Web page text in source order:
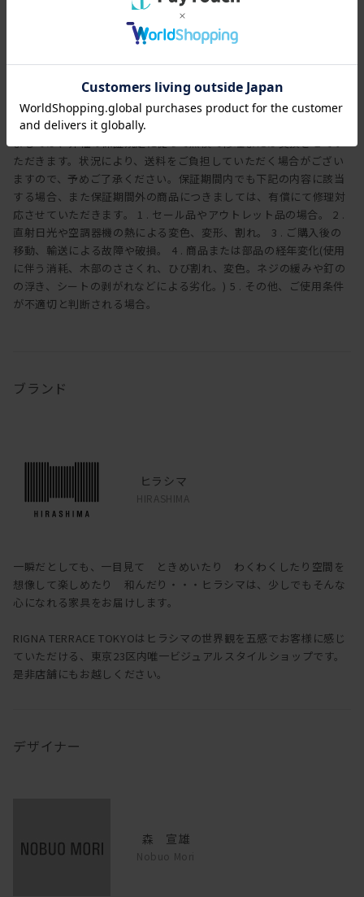
より3年間の製品保証を致します。また製品に付属する照明やコン
セントなどの電気用品に関しましては、1年間の保証を致します。
万一製造上、および構造設計上の欠陥による不良、破損などにつき
ましては、弊社の保証規定に従って無償で修理または交換させてい
ただきます。状況により、送料をご負担していただく場合がござい
ますので、予めご了承ください。保証期間内でも下記の内容に該当
する場合、また保証期間外の商品につきましては、有償にて修理対
応させていただきます。 1 . セール品やアウトレット品の場合。 2 .
直射日光や空調器機の熱による変色、変形、割れ。 3 . ご購入後の
移動、輸送による故障や破損。 4 . 商品または部品の経年変化(使用
に伴う消耗、木部のささくれ、ひび割れ、変色。ネジの緩みや釘の
の浮き、シートの剥がれなどによる劣化。) 5 . その他、ご使用条件
が不適切と判断される場合。
ブランド
ヒラシマ
HIRASHIMA
一瞬だとしても、一目見て ときめいたり わくわくしたり空間を
想像して楽しめたり 和んだり・・・ヒラシマは、少しでもそんな
心になれる家具をお届けします。
RIGNA TERRACE TOKYOはヒラシマの世界観を五感でお客様に感じ
ていただける、東京23区内唯一ビジュアルスタイルショップです。
是非店舗にもお越しください。
デザイナー
森 宣雄
Nobuo Mori